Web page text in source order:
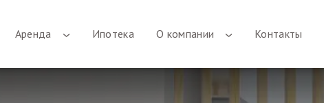
Аренда Ипотека О компании Контакты